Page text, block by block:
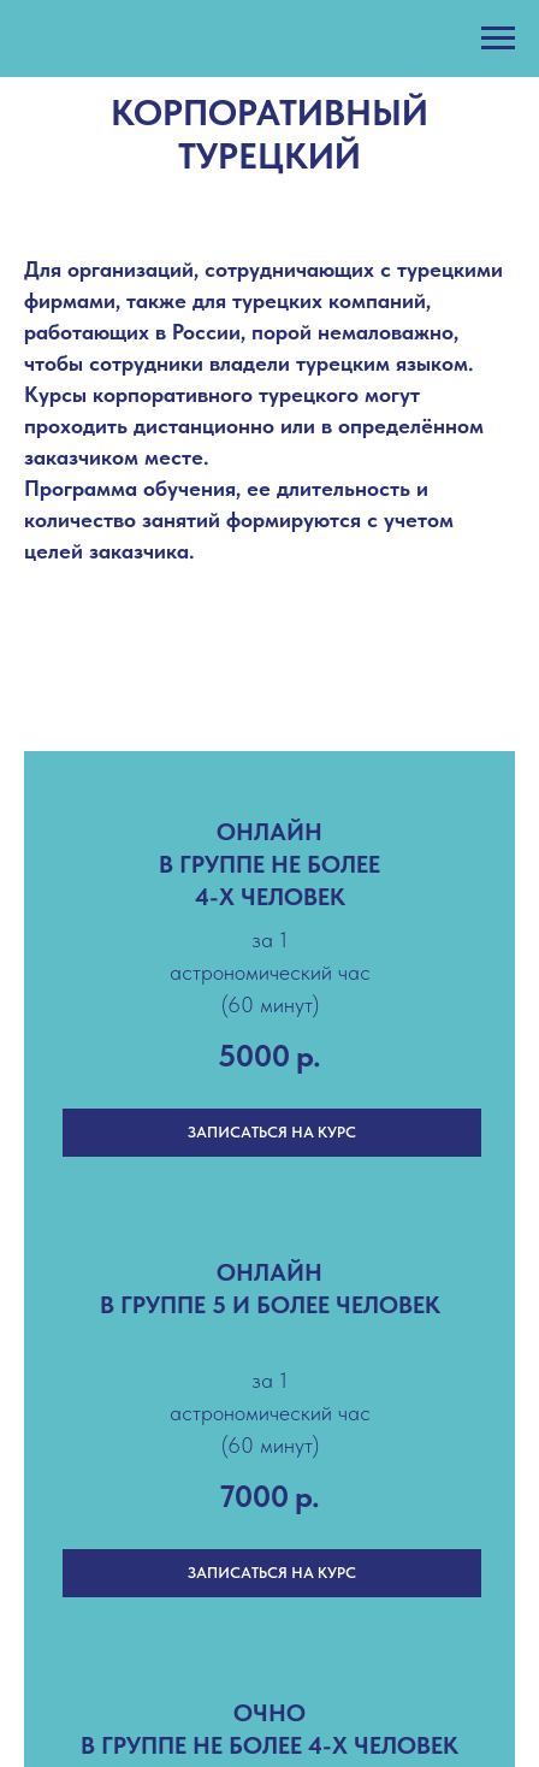
КОРПОРАТИВНЫЙ
ТУРЕЦКИЙ
Для организаций, сотрудничающих с турецкими
фирмами, также для турецких компаний,
работающих в России, порой немаловажно,
чтобы сотрудники владели турецким языком.
Курсы корпоративного турецкого могут
проходить дистанционно или в определённом
заказчиком месте.
Программа обучения, ее длительность и
количество занятий формируются с учетом
целей заказчика.
ОНЛАЙН
В ГРУППЕ НЕ БОЛЕЕ
4-Х ЧЕЛОВЕК
за 1
астрономический час
(60 минут)
5000 р.
ЗАПИСАТЬСЯ НА КУРС
ОНЛАЙН
В ГРУППЕ 5 И БОЛЕЕ ЧЕЛОВЕК
за 1
астрономический час
(60 минут)
7000 р.
ЗАПИСАТЬСЯ НА КУРС
ОЧНО
В ГРУППЕ НЕ БОЛЕЕ 4-Х ЧЕЛОВЕК